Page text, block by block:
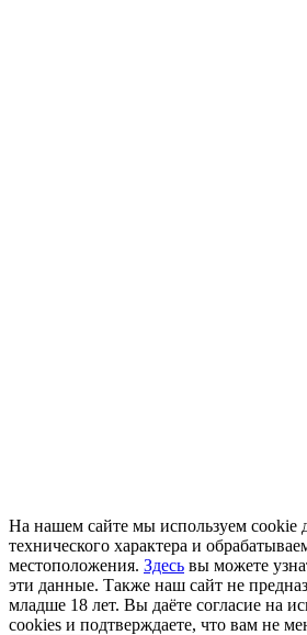
На нашем сайте мы используем cookie
технического характера и
местоположения. Здесь вы можете
эти данные. Также наш сайт не
младше 18 лет. Вы даёте согласие на
cookies и подтверждаете, что вам не